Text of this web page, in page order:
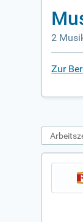
2
Zur